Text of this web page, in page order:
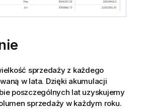
sprzedaży z każdego
w lata. Dzięki akumulacji
poszczególnych lat uzyskujemy
sprzedaży w każdym roku.